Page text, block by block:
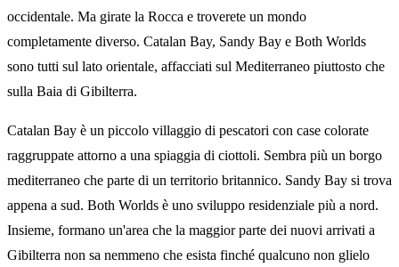
occidentale. Ma girate la Rocca e troverete un mondo
completamente diverso. Catalan Bay, Sandy Bay e Both Worlds
sono tutti sul lato orientale, affacciati sul Mediterraneo piuttosto che
sulla Baia di Gibilterra.
Catalan Bay è un piccolo villaggio di pescatori con case colorate
raggruppate attorno a una spiaggia di ciottoli. Sembra più un borgo
mediterraneo che parte di un territorio britannico. Sandy Bay si trova
appena a sud. Both Worlds è uno sviluppo residenziale più a nord.
Insieme, formano un'area che la maggior parte dei nuovi arrivati a
Gibilterra non sa nemmeno che esista finché qualcuno non glielo